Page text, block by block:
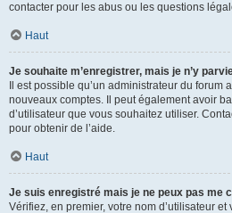
contacter pour les abus ou les questions
Haut
Je souhaite m’enregistrer, mais je n’y
Il est possible qu’un administrateur du forum
nouveaux comptes. Il peut également avoir
d’utilisateur que vous souhaitez utiliser.
pour obtenir de l’aide.
Haut
Je suis enregistré mais je ne peux pas me
Vérifiez, en premier, votre nom d’utilisateur et